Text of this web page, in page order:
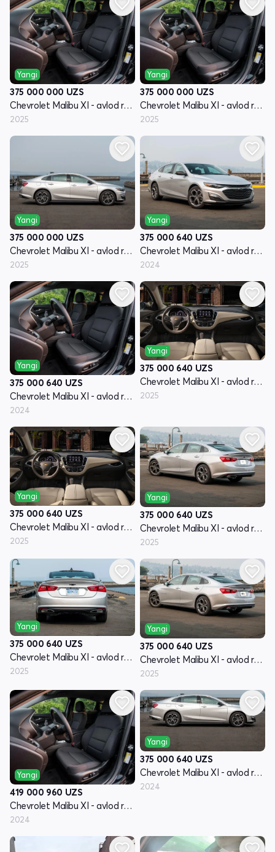
Yangi
375 000 000 UZS
Chevrolet Malibu XI - avlod restyling
2025
Yangi
375 000 000 UZS
Chevrolet Malibu XI - avlod restyling
2025
Yangi
375 000 000 UZS
Chevrolet Malibu XI - avlod restyling
2025
Yangi
375 000 640 UZS
Chevrolet Malibu XI - avlod restyling
2024
Yangi
375 000 640 UZS
Chevrolet Malibu XI - avlod restyling
2024
Yangi
375 000 640 UZS
Chevrolet Malibu XI - avlod restyling
2025
Yangi
375 000 640 UZS
Chevrolet Malibu XI - avlod restyling
2025
Yangi
375 000 640 UZS
Chevrolet Malibu XI - avlod restyling
2025
Yangi
375 000 640 UZS
Chevrolet Malibu XI - avlod restyling
2025
Yangi
375 000 640 UZS
Chevrolet Malibu XI - avlod restyling
2025
Yangi
419 000 960 UZS
Chevrolet Malibu XI - avlod restyling
2024
Yangi
375 000 640 UZS
Chevrolet Malibu XI - avlod restyling
2024